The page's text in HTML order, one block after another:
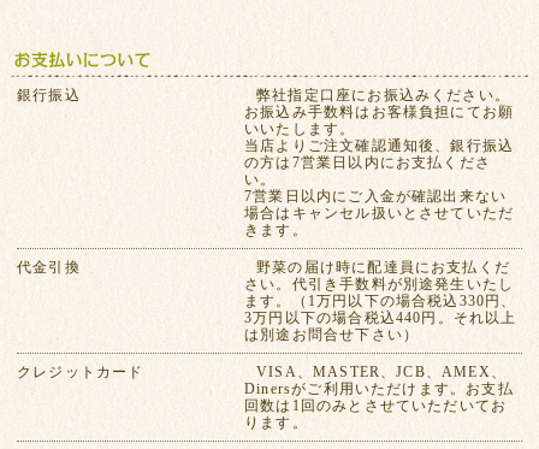
※赤字は休業日です
銀行振込
弊社指定口座にお振込みください。
お振込み手数料はお客様負担にてお願
いいたします。
当店よりご注文確認通知後、銀行振込
の方は7営業日以内にお支払くださ
い。
7営業日以内にご入金が確認出来ない
場合はキャンセル扱いとさせていただ
きます。
代金引換
野菜の届け時に配達員にお支払くだ
さい。代引き手数料が別途発生いたし
ます。（1万円以下の場合税込330円、
3万円以下の場合税込440円。それ以上
は別途お問合せ下さい）
クレジットカード
VISA、MASTER、JCB、AMEX、
Dinersがご利用いただけます。お支払
回数は1回のみとさせていただいてお
ります。